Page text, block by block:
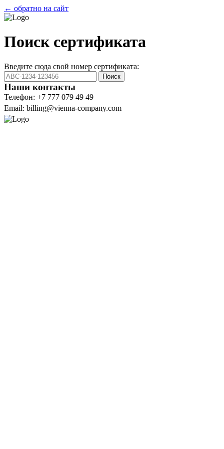
← обратно на сайт
Поиск сертификата
Введите сюда свой номер сертификата:
Поиск
Наши контакты
Телефон: +7 777 079 49 49
Email: billing@vienna-company.com